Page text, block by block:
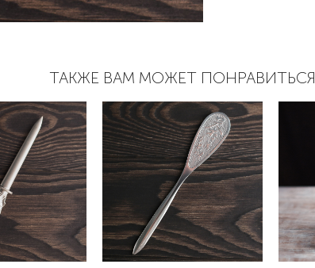
ТАКЖЕ ВАМ МОЖЕТ ПОНРАВИТЬСЯ